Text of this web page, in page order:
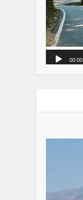
00:00
Player